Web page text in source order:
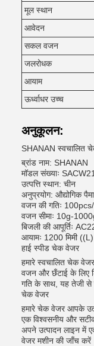
मूल स्थान
आवेदन
सकल वजन
जलरोधक
आयाम
ऊर्ध्वाधर उच्च
अनुकूलन:
SHANAN स्वचालित
ब्रांड नाम: SHANAN
मॉडल संख्याः
उत्पत्ति स्थान: चीन
अनुप्रयोग: औद्योगिक
वजन की गतिः
वजन सीमाः 10g-
बिजली की आपूर्तिः
आयामः 1200 मिमी
हाई स्पीड चेक वेजर
हमारे स्वचालित चेक
वजन और छँटाई के लिए
गति के साथ, यह तेजी से
चेक वेजर
हमारे चेक वेजर आपके
एक विश्वसनीय और
अपने उत्पादन लाइन में
वेजर मशीन की जाँच करें